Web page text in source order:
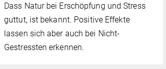
Dass Natur bei Erschöpfung und Stress
guttut, ist bekannt. Positive Effekte
lassen sich aber auch bei Nicht-
Gestressten erkennen.